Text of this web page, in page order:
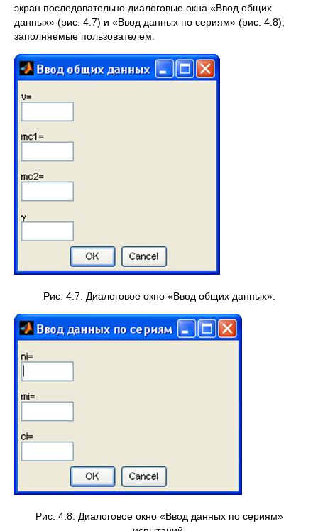
экран последовательно диалоговые окна «Ввод общих
данных» (рис. 4.7) и «Ввод данных по сериям» (рис. 4.8),
заполняемые пользователем.
Рис. 4.7. Диалоговое окно «Ввод общих данных».
Рис. 4.8. Диалоговое окно «Ввод данных по сериям»